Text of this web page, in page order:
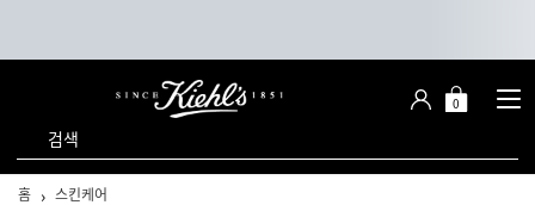
검색
장
니
0
메인 콘텐츠
홈 스킨케어